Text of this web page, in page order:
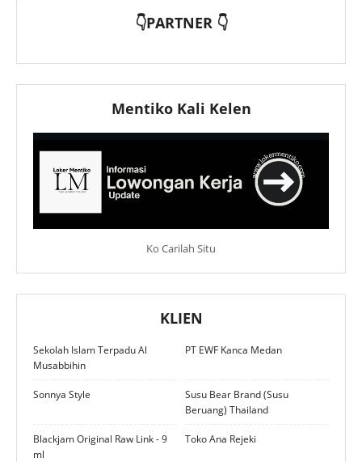
👇PARTNER 👇
Mentiko Kali Kelen
Ko Carilah Situ
KLIEN
Sekolah Islam Terpadu Al
Musabbihin
PT EWF Kanca Medan
Sonnya Style
Susu Bear Brand (Susu
Beruang) Thailand
Blackjam Original Raw Link - 9
ml
Toko Ana Rejeki